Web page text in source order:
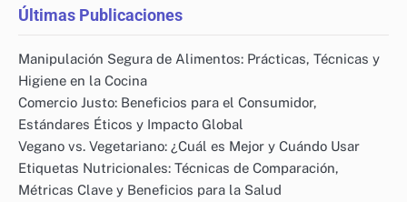
Últimas Publicaciones
Manipulación Segura de Alimentos: Prácticas, Técnicas y
Higiene en la Cocina
Comercio Justo: Beneficios para el Consumidor,
Estándares Éticos y Impacto Global
Vegano vs. Vegetariano: ¿Cuál es Mejor y Cuándo Usar
Etiquetas Nutricionales: Técnicas de Comparación,
Métricas Clave y Beneficios para la Salud